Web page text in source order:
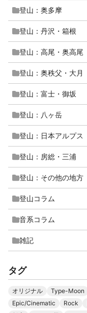
登山：奥多摩
登山：丹沢・箱根
登山：高尾・奥高尾
登山：奥秩父・大月
登山：富士・御坂
登山：八ヶ岳
登山：日本アルプス
登山：房総・三浦
登山：その他の地方
登山コラム
音系コラム
雑記
タグ
オリジナル Type-Moon
Epic/Cinematic
Rock